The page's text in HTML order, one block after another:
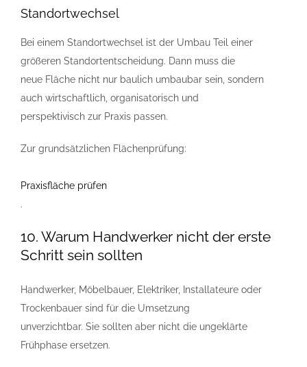
Standortwechsel
Bei einem Standortwechsel ist der Umbau Teil einer
größeren Standortentscheidung. Dann muss die
neue Fläche nicht nur baulich umbaubar sein, sondern
auch wirtschaftlich, organisatorisch und
perspektivisch zur Praxis passen.
Zur grundsätzlichen Flächenprüfung:
Praxisfläche prüfen
.
10. Warum Handwerker nicht der erste
Schritt sein sollten
Handwerker, Möbelbauer, Elektriker, Installateure oder
Trockenbauer sind für die Umsetzung
unverzichtbar. Sie sollten aber nicht die ungeklärte
Frühphase ersetzen.